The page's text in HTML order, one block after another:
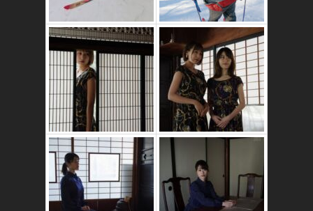
かたゑ庵築100年
の古民家